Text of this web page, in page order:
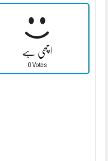
اچھی ہے
0 Votes